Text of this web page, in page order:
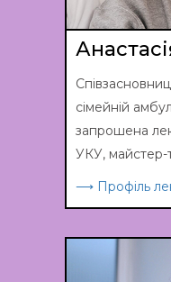
сімейній
запрошена
УКУ, майстер-
⟶ Профіль